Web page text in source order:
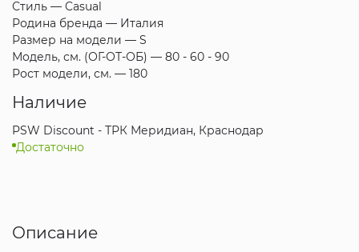
Стиль — Casual
Родина бренда — Италия
Размер на модели — S
Модель, см. (ОГ-ОТ-ОБ) — 80 - 60 - 90
Рост модели, см. — 180
Наличие
PSW Discount - ТРК Меридиан, Краснодар
Достаточно
Описание